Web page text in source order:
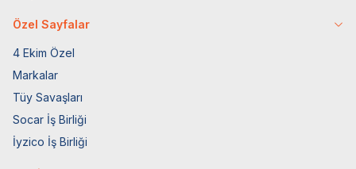
Özel Sayfalar
4 Ekim Özel
Markalar
Tüy Savaşları
Socar İş Birliği
İyzico İş Birliği